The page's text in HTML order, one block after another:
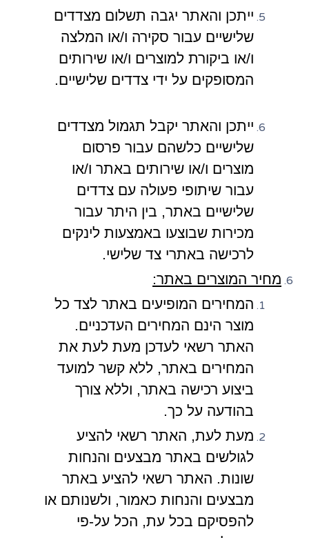
ייתכן והאתר יגבה תשלום מצדדים
שלישיים עבור סקירה ו/או המלצה
ו/או ביקורת למוצרים ו/או שירותים
המסופקים על ידי צדדים שלישיים.
ייתכן והאתר יקבל תגמול מצדדים
שלישיים כלשהם עבור פרסום
מוצרים ו/או שירותים באתר ו/או
עבור שיתופי פעולה עם צדדים
שלישיים באתר, בין היתר עבור
מכירות שבוצעו באמצעות לינקים
לרכישה באתרי צד שלישי.
מחיר המוצרים באתר:
המחירים המופיעים באתר לצד כל
מוצר הינם המחירים העדכניים.
האתר רשאי לעדכן מעת לעת את
המחירים באתר, ללא קשר למועד
ביצוע רכישה באתר, וללא צורך
בהודעה על כך.
מעת לעת, האתר רשאי להציע
לגולשים באתר מבצעים והנחות
שונות. האתר רשאי להציע באתר
מבצעים והנחות כאמור, ולשנותם או
להפסיקם בכל עת, הכל על-פי